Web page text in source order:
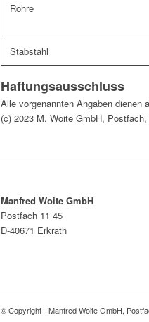
Rohre
Stabstahl
Haftungsausschluss
Alle vorgenannten Angaben dienen
(c) 2023 M. Woite GmbH,
Manfred Woite GmbH
Postfach 11 45
D-40671 Erkrath
© Copyright - Manfred Woite GmbH,